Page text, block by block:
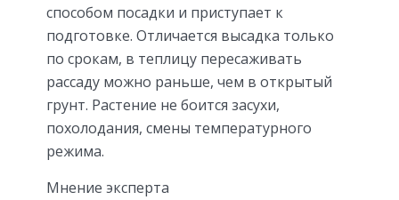
способом посадки и приступает к
подготовке. Отличается высадка только
по срокам, в теплицу пересаживать
рассаду можно раньше, чем в открытый
грунт. Растение не боится засухи,
похолодания, смены температурного
режима.
Мнение эксперта